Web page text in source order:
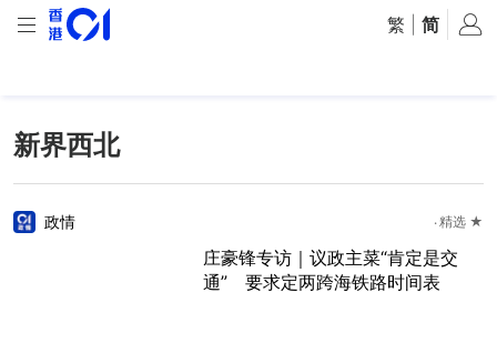
繁 简
新界西北
政情 精选 ★
庄豪锋专访｜议政主菜“肯定是交
通” 要求定两跨海铁路时间表